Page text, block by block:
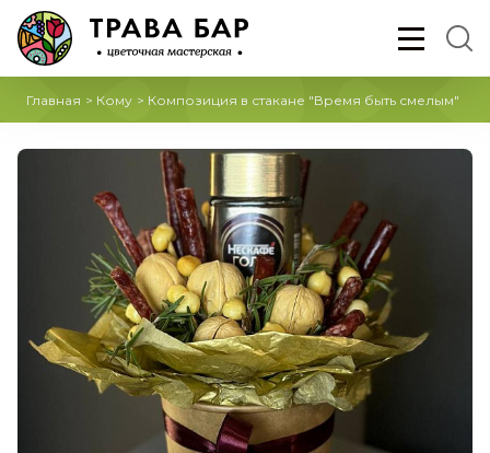
Главная > Кому > Композиция в стакане "Время быть смелым"